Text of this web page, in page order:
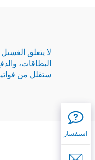
البطاقات،
ستقلل من
استفسار